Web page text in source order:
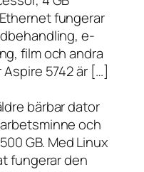
fungerar
e-
film och andra
5742 är […]
bärbar dator
och
GB. Med Linux
fungerar den